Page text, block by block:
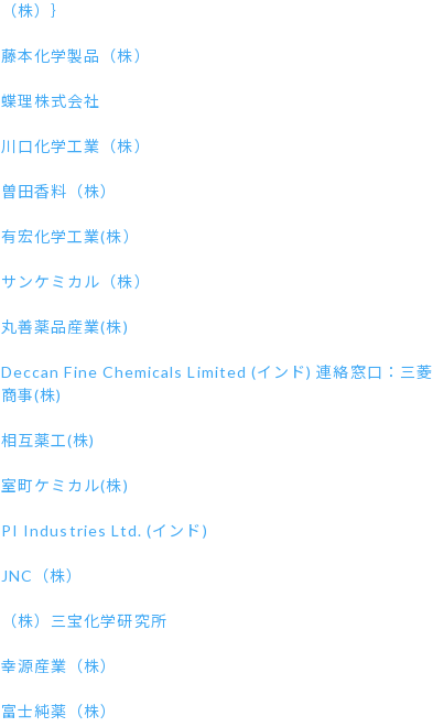
（株）｝
藤本化学製品（株）
蝶理株式会社
川口化学工業（株）
曽田香料（株）
有宏化学工業(株）
サンケミカル（株）
丸善薬品産業(株)
Deccan Fine Chemicals Limited (インド) 連絡窓口：三菱
商事(株)
相互薬工(株)
室町ケミカル(株)
PI Industries Ltd. (インド)
JNC（株）
（株）三宝化学研究所
幸源産業（株）
富士純薬（株）